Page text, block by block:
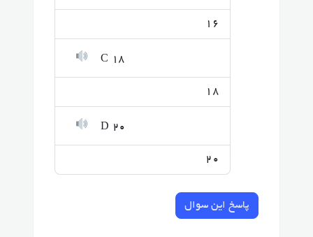
16
C 18
18
D 20
20
پاسخ این سوال